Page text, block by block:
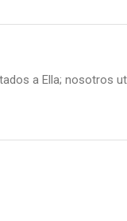
a Ella; nosotros